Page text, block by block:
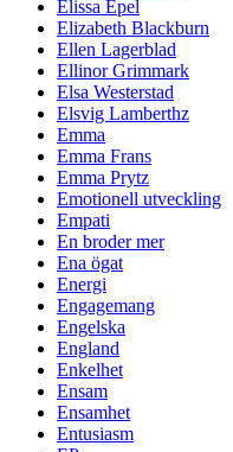
Elissa Epel
Elizabeth Blackburn
Ellen Lagerblad
Ellinor Grimmark
Elsa Westerstad
Elsvig Lamberthz
Emma
Emma Frans
Emma Prytz
Emotionell utveckling
Empati
En broder mer
Ena ögat
Energi
Engagemang
Engelska
England
Enkelhet
Ensam
Ensamhet
Entusiasm